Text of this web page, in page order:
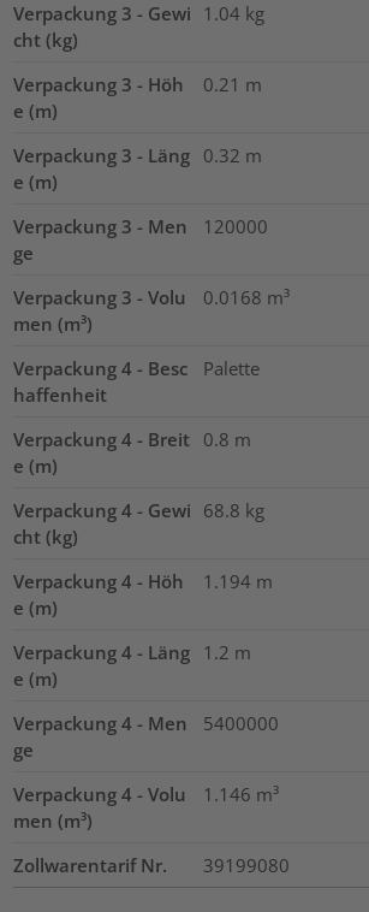
Verpackung 3 - Gewi
cht (kg)
1.04 kg
Verpackung 3 - Höh
e (m)
0.21 m
Verpackung 3 - Läng
e (m)
0.32 m
Verpackung 3 - Men
ge
120000
Verpackung 3 - Volu
men (m³)
0.0168 m³
Verpackung 4 - Besc
haffenheit
Palette
Verpackung 4 - Breit
e (m)
0.8 m
Verpackung 4 - Gewi
cht (kg)
68.8 kg
Verpackung 4 - Höh
e (m)
1.194 m
Verpackung 4 - Läng
e (m)
1.2 m
Verpackung 4 - Men
ge
5400000
Verpackung 4 - Volu
men (m³)
1.146 m³
Zollwarentarif Nr. 39199080